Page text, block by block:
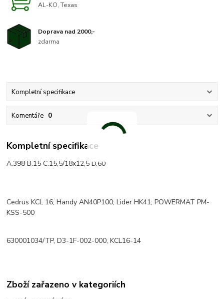
AL-KO, Texas
Doprava nad 2000,-
zdarma
Kompletní specifikace
Komentáře 0
Kompletní specifikace
A.398 B.15 C.15,5/18x12,5 D.60
Cedrus KCL 16; Handy AN40P100; Lider HK41; POWERMAT PM-
KSS-500
630001034/TP, D3-1F-002-000, KCL16-14
Zboží zařazeno v kategoriích